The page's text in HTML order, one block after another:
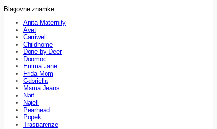
Blagovne znamke
Anita Maternity
Avet
Carriwell
Childhome
Done by Deer
Doomoo
Emma Jane
Frida Mom
Gabriella
Mama Jeans
Naif
Najell
Pearhead
Popek
Trasparenze